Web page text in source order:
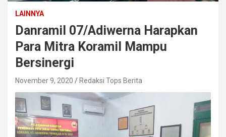
LAINNYA
Danramil 07/Adiwerna Harapkan
Para Mitra Koramil Mampu
Bersinergi
November 9, 2020 Redaksi Tops Berita